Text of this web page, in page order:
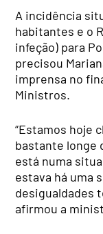
A incidência
habitantes e o
infeção) para
precisou
imprensa no
Ministros.
“Estamos hoje
bastante longe
está numa
estava há uma
desigualdades
afirmou a